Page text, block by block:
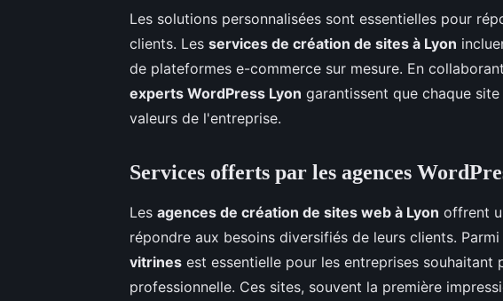
Les solutions personnalisées sont essentielles pour
clients. Les services de création de sites à Lyon
de plateformes e-commerce sur mesure. En
experts WordPress Lyon garantissent que chaque
valeurs de l'entreprise.
Services offerts par les agences
Les agences de création de sites web à Lyon offrent
répondre aux besoins diversifiés de leurs clients.
vitrines est essentielle pour les entreprises souhaitant
professionnelle. Ces sites, souvent la première